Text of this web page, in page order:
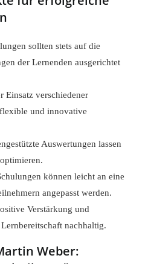
sollten stets auf die
der Lernenden ausgerichtet
Einsatz verschiedener
und innovative
Auswertungen lassen
können leicht an eine
angepasst werden.
Verstärkung und
nachhaltig.
Weber: